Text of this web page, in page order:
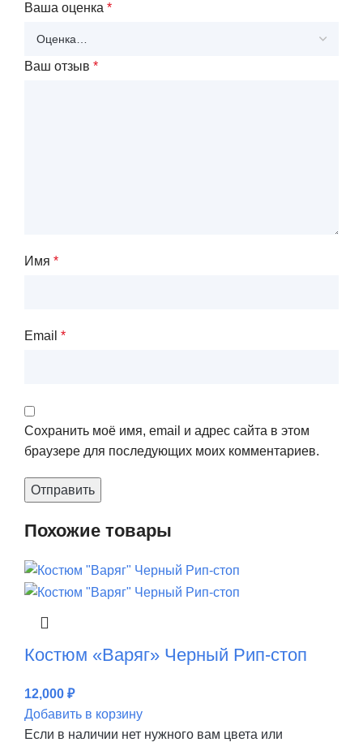
Ваша оценка *
Ваш отзыв *
Имя *
Email *
Сохранить моё имя, email и адрес сайта в этом
браузере для последующих моих комментариев.
Похожие товары
Костюм «Варяг» Черный Рип-стоп
12,000 ₽
Добавить в корзину
Если в наличии нет нужного вам цвета или